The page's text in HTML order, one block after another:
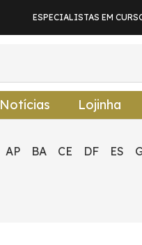
ESPECIALISTAS EM
Notícias Lojinha
AP BA CE DF ES